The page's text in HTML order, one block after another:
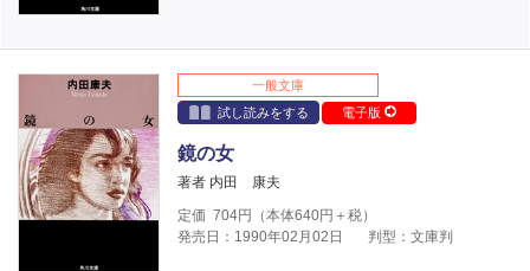
一般文庫
試し読みをする
電子版
鏡の女
著者 内田 康夫
定価 704円（本体640円＋税）
発売日：1990年02月02日
判型：文庫判